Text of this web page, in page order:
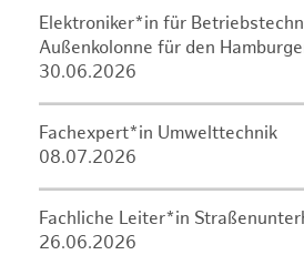
Elektroniker*in für
Außenkolonne für den
30.06.2026
Fachexpert*in Umwelttechnik
08.07.2026
Fachliche Leiter*in
26.06.2026